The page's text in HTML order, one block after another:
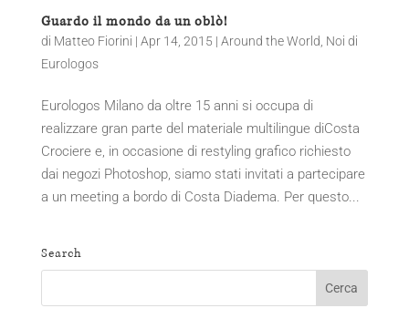
Guardo il mondo da un oblò!
di Matteo Fiorini | Apr 14, 2015 | Around the World Noi di
Eurologos
Eurologos Milano da oltre 15 anni si occupa di
realizzare gran parte del materiale multilingue diCosta
Crociere e, in occasione di restyling grafico richiesto
dai negozi Photoshop, siamo stati invitati a partecipare
a un meeting a bordo di Costa Diadema. Per questo...
Search